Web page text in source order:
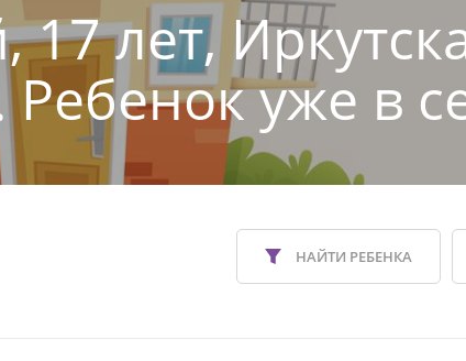
17 лет,
Ребенок уже в
НАЙТИ РЕБЕНКА